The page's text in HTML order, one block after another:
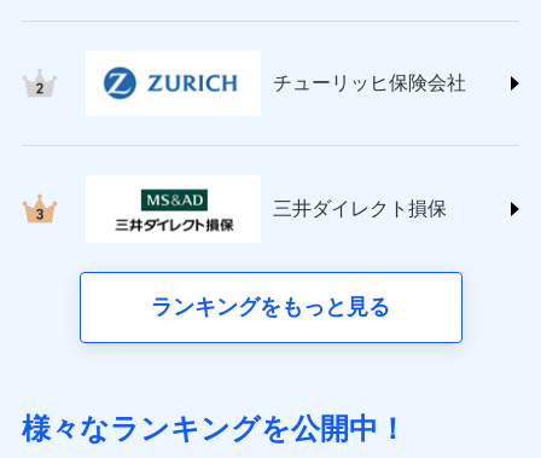
(https://www.nisshinfire.co.jp/)
(https://www.petfamilyins.co.jp/)
ins.com/)
三井ダイレクト損害保険株式会社
（https://www.sonylife.co.jp）
チューリッヒ保険会社
三井ダイレクト損保
ランキングをもっと見る
様々なランキングを公開中！